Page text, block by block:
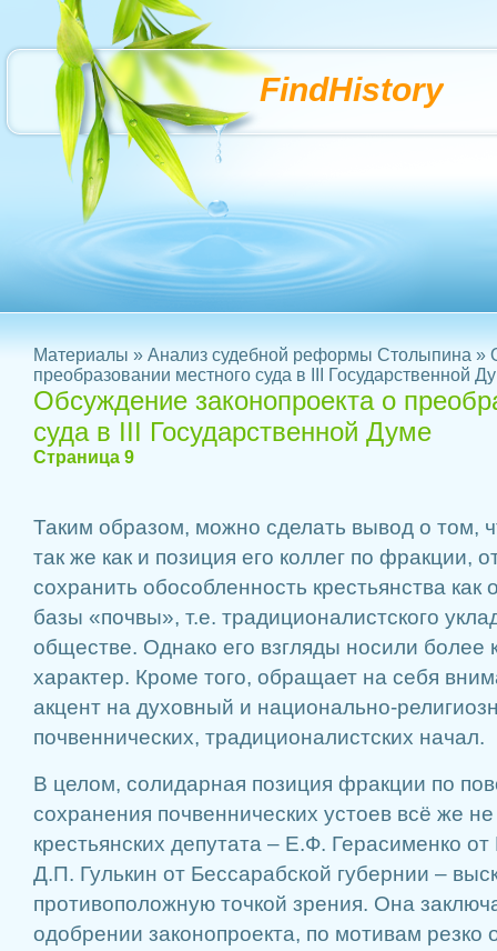
FindHistory
Материалы » Анализ судебной реформы Столыпина »
преобразовании местного суда в III Государственной
Обсуждение законопроекта о
суда в III Государственной Думе
Страница 9
Таким образом, можно сделать вывод о том,
так же как и позиция его коллег по фракции,
сохранить обособленность крестьянства
базы «почвы», т.е. традиционалистского
обществе. Однако его взгляды носили более
характер. Кроме того, обращает на себя
акцент на духовный и национально-
почвеннических, традиционалистских начал.
В целом, солидарная позиция фракции по
сохранения почвеннических устоев всё же
крестьянских депутата – Е.Ф. Герасименко
Д.П. Гулькин от Бессарабской губернии –
противоположную точкой зрения. Она
одобрении законопроекта, по мотивам